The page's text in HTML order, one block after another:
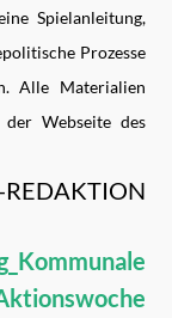
Spielanleitung,
Prozesse
Alle Materialien
Webseite des
-REDAKTION